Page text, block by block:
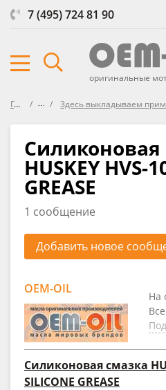
7 (495) 724 81 90
оригинальные
Главная ФорумЗдесь выкладываем примеры кодов (цифровая - буквенная
Силиконовая
HUSKEY HVS-
GREASE
1 сообщение
Добавить новое
OEM-OIL
На
Силиконовая смазка
SILICONE GREASE